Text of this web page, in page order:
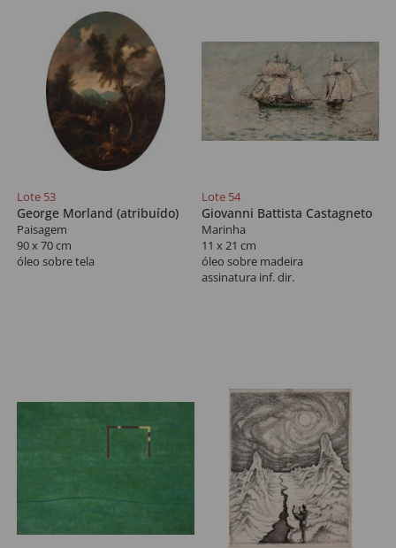
Lote 53
George Morland (atribuído)
Paisagem
90 x 70 cm
óleo sobre tela
Lote 54
Giovanni Battista Castagneto
Marinha
11 x 21 cm
óleo sobre madeira
assinatura inf. dir.